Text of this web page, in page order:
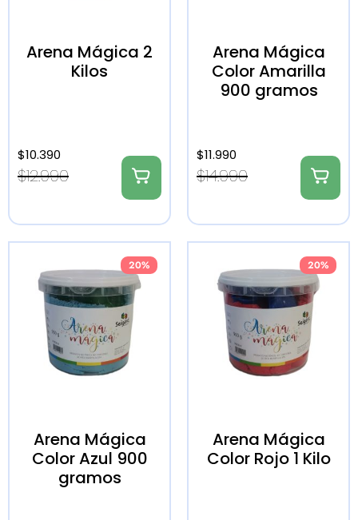
Arena Mágica 2
Kilos
$12.990
$10.390
Arena Mágica
Color Amarilla
900 gramos
$14.990
$11.990
20%
Arena Mágica
Color Azul 900
gramos
20%
Arena Mágica
Color Rojo 1 Kilo